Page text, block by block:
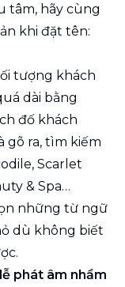
tâm, hãy cùng
khi đặt tên:
tượng khách
dài bằng
đố khách
gõ ra, tìm kiếm
Scarlet
& Spa…
những từ ngữ
dù không biết
phát âm nhầm